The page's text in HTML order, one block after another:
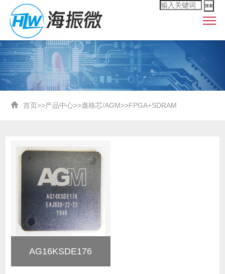
搜索
首页>>产品中心>>遨格芯/AGM>>FPGA+SDRAM
AG16KSDE176